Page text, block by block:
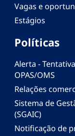
Vagas e
Estágios
Políticas
Alerta -
OPAS/OMS
Relações
Sistema de
(SGAIC)
Notificação de